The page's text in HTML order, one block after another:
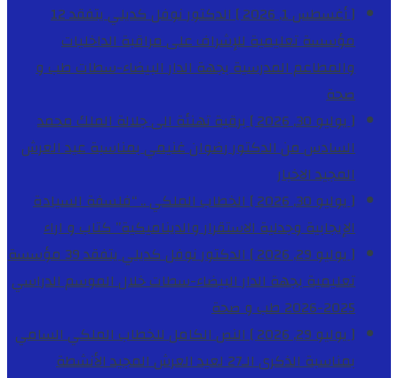
[ أغسطس 1, 2026 ]
الدكتور نوفل كديلي يتفقد 12
مؤسسة تعليمية للإشراف على مراقبة الداخليات
والمطاعم المدرسية بجهة الدار البيضاء-سطاتطب و
صحة
[ يوليو 30, 2026 ]
برقية تهنئة الى جلالة الملك محمد
السادس من الدكتور رضوان غنيمي بمناسبة عيد العرش
المجيدالاخبار
[ يوليو 30, 2026 ]
الخطاب الملكي .. “فلسفة السيادة
الإيجابية وجدلية الاستقرار والديناميكية”كتاب و اراء
[ يوليو 29, 2026 ]
الدكتور نوفل كديلي يتفقد 39 مؤسسة
تعليمية بجهة الدار البيضاء-سطات خلال الموسم الدراسي
2025-2026
طب و صحة
[ يوليو 29, 2026 ]
النص الكامل للخطاب الملكي السامي
بمناسبة الذكرى الـ27 لعيد العرش المجيد
الأنشطة